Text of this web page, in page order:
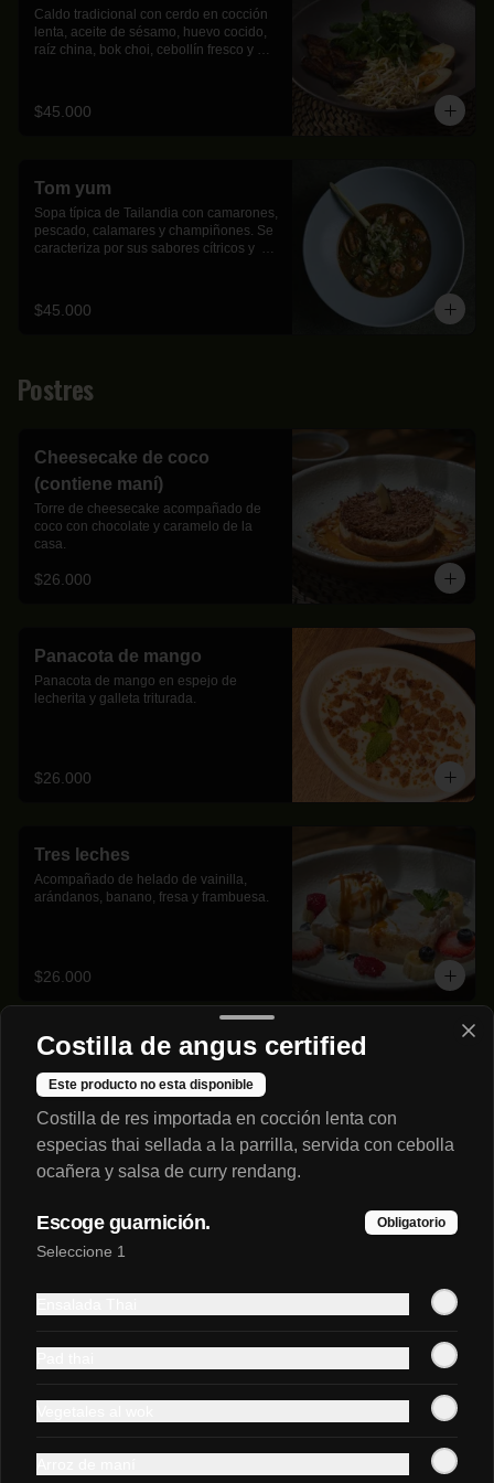
Caldo tradicional con cerdo en cocción
lenta, aceite de sésamo, huevo cocido,
raíz china, bok choi, cebollín fresco y
$45.000
Tom yum
Sopa típica de Tailandia con camarones,
pescado, calamares y champiñones. Se
caracteriza por sus sabores cítricos y
$45.000
Postres
Cheesecake de coco
(contiene maní)
Torre de cheesecake acompañado de
coco con chocolate y caramelo de la
casa.
$26.000
Panacota de mango
Panacota de mango en espejo de
lecherita y galleta triturada.
$26.000
Tres leches
Acompañado de helado de vainilla,
arándanos, banano, fresa y frambuesa.
$26.000
Bebidas
Agua Hatsu
$8.900
Costilla de angus certified
Este producto no esta disponible
Costilla de res importada en cocción lenta con
especias thai sellada a la parrilla, servida con cebolla
ocañera y salsa de curry rendang.
Escoge guarnición. Obligatorio
Seleccione 1